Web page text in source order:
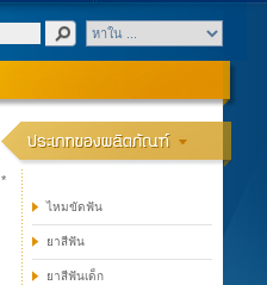
*
ไหมขัดฟัน
ยาสีฟัน
ยาสีฟันเด็ก